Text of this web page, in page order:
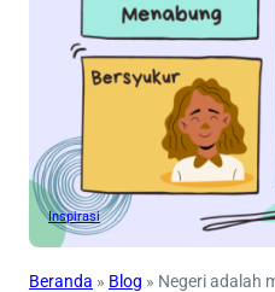
Inspirasi
Beranda » Blog » Negeri adalah